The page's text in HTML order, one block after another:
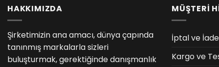
HAKKIMIZDA
Şirketimizin ana amacı, dünya çapında
tanınmış markalarla sizleri
buluşturmak, gerektiğinde danışmanlık
MÜŞTERİ
İptal ve
Kargo ve